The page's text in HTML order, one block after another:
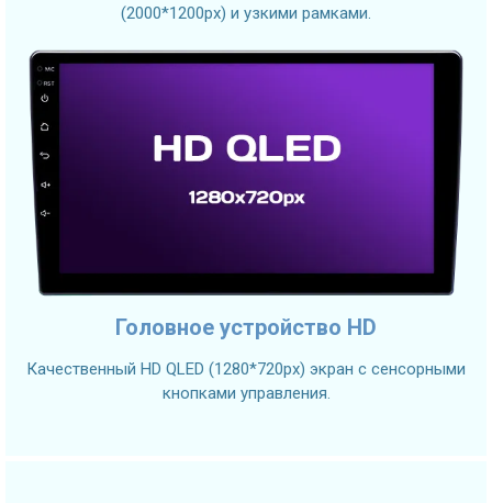
(2000*1200px) и узкими рамками.
Головное устройство HD
Качественный HD QLED (1280*720px) экран с сенсорными
кнопками управления.